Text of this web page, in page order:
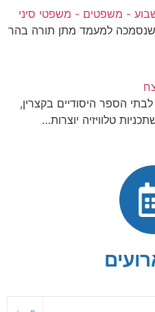
- משפטים - משפטי סיני
למעמד מתן תורה בהר
הספר היסודיים בקצרין,
טלוויזיה יוצרות…